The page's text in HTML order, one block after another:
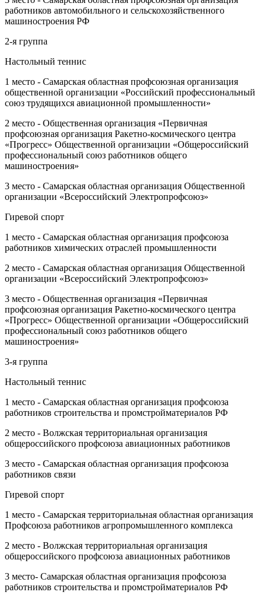
работников автомобильного и сельскохозяйственного
машиностроения РФ
2-я группа
Настольный теннис
1 место - Самарская областная профсоюзная организация
общественной организации «Российский профессиональный
союз трудящихся авиационной промышленности»
2 место - Общественная организация «Первичная
профсоюзная организация Ракетно-космического центра
«Прогресс» Общественной организации «Общероссийский
профессиональный союз работников общего
машиностроения»
3 место - Самарская областная организация Общественной
организации «Всероссийский Электропрофсоюз»
Гиревой спорт
1 место - Самарская областная организация профсоюза
работников химических отраслей промышленности
2 место - Самарская областная организация Общественной
организации «Всероссийский Электропрофсоюз»
3 место - Общественная организация «Первичная
профсоюзная организация Ракетно-космического центра
«Прогресс» Общественной организации «Общероссийский
профессиональный союз работников общего
машиностроения»
3-я группа
Настольный теннис
1 место - Самарская областная организация профсоюза
работников строительства и промстройматериалов РФ
2 место - Волжская территориальная организация
общероссийского профсоюза авиационных работников
3 место - Самарская областная организация профсоюза
работников связи
Гиревой спорт
1 место - Самарская территориальная областная организация
Профсоюза работников агропромышленного комплекса
2 место - Волжская территориальная организация
общероссийского профсоюза авиационных работников
3 место- Самарская областная организация профсоюза
работников строительства и промстройматериалов РФ